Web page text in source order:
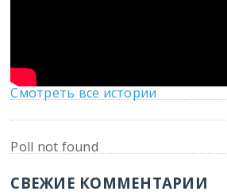
Смотреть все истории
Poll not found
СВЕЖИЕ КОММЕНТАРИИ